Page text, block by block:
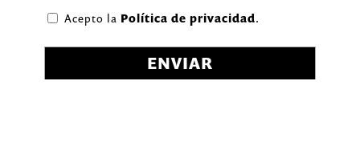
Acepto la Política de privacidad.